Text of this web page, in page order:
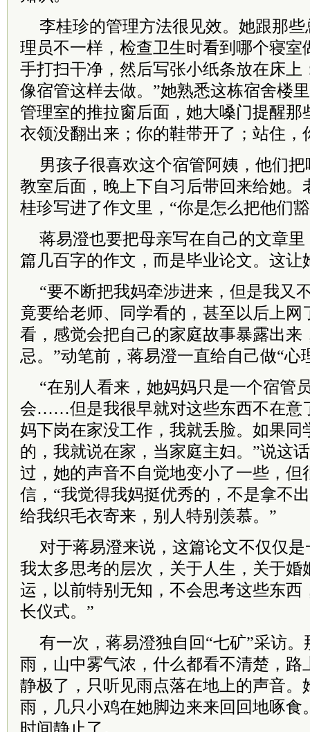
李桂珍的管理方法很见效。她跟那
理员不一样，检查卫生时看到哪个寝室
手打扫干净，然后写张小纸条放在床上
像宿管这样去做。”她熟悉这栋宿舍楼
管理室的推拉窗后面，她大嗓门提醒那
衣领没翻出来；你的鞋带开了；站住，
男孩子很喜欢这个宿管阿姨，他们
教室后面，晚上下自习后带回来给她。
桂珍写进了作文里，“你是怎么把他们
蒋易澄也要把母亲写在自己的文章
篇几百字的作文，而是毕业论文。这让
“要不断把我妈牵涉进来，但是我又
竟要给老师、同学看的，甚至以后上网
看，感觉会把自己的家庭故事暴露出来
忌。”动笔前，蒋易澄一直给自己做“心
“在别人看来，她妈妈只是一个宿管
会……但是我很早就对这些东西不在意
妈下岗在家没工作，我就丢脸。如果同
的，我就说在家，当家庭主妇。”说这
过，她的声音不自觉地变小了一些，但
信，“我觉得我妈挺优秀的，不是拿不
给我织毛衣寄来，别人特别羡慕。”
对于蒋易澄来说，这篇论文不仅仅
我太多思考的层次，关于人生，关于婚
运，以前特别无知，不会思考这些东西
长仪式。”
有一次，蒋易澄独自回“七矿”采访
雨，山中雾气浓，什么都看不清楚，路
静极了，只听见雨点落在地上的声音。
雨，几只小鸡在她脚边来来回回地啄食